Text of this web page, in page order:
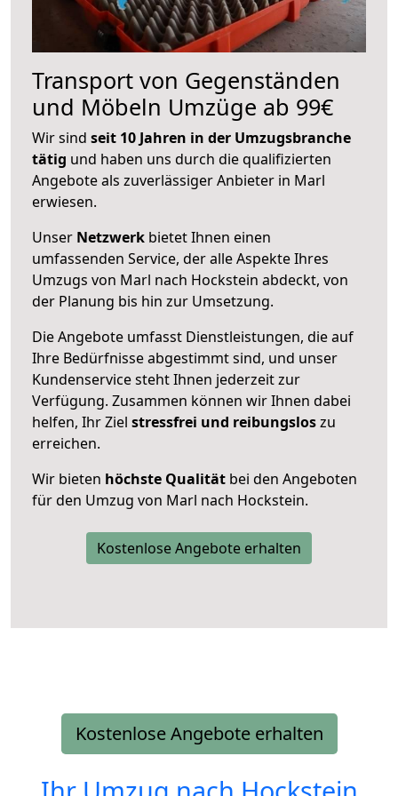
Transport von Gegenständen
und Möbeln Umzüge ab 99€
Wir sind seit 10 Jahren in der Umzugsbranche
tätig und haben uns durch die qualifizierten
Angebote als zuverlässiger Anbieter in Marl
erwiesen.
Unser Netzwerk bietet Ihnen einen
umfassenden Service, der alle Aspekte Ihres
Umzugs von Marl nach Hockstein abdeckt, von
der Planung bis hin zur Umsetzung.
Die Angebote umfasst Dienstleistungen, die auf
Ihre Bedürfnisse abgestimmt sind, und unser
Kundenservice steht Ihnen jederzeit zur
Verfügung. Zusammen können wir Ihnen dabei
helfen, Ihr Ziel stressfrei und reibungsloszu
erreichen.
Wir bieten höchste Qualität bei den Angeboten
für den Umzug von Marl nach Hockstein.
Kostenlose Angebote erhalten
Kostenlose Angebote erhalten